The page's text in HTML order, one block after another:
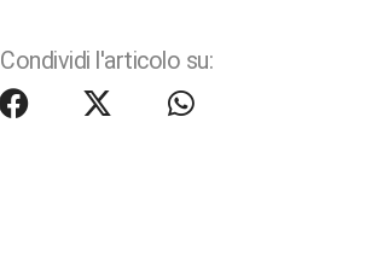
Condividi l'articolo su: